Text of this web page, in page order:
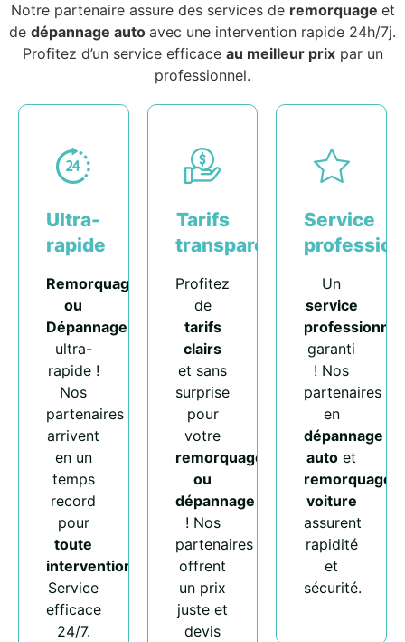
Notre partenaire assure des services de remorquage et
de dépannage auto avec une intervention rapide 24h/7j.
Profitez d’un service efficace au meilleur prixpar un
professionnel.
Ultra-
rapide
Remorquage
ou
Dépannage
ultra-
rapide !
Nos
partenaires
arrivent
en un
temps
record
pour
toute
intervention
Service
efficace
24/7.
Tarifs
transparents
Profitez
de
tarifs
clairs
et sans
surprise
pour
votre
remorquage
ou
dépannage
! Nos
partenaires
offrent
un prix
juste et
devis
Service
Un
service
professionnel
garanti
! Nos
partenaires
en
dépannage
auto et
remorquage
voiture
assurent
rapidité
et
sécurité.